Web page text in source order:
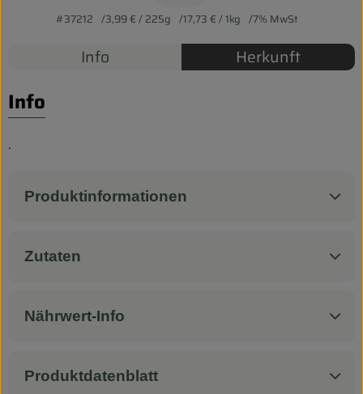
#37212 3,99 €/ 225g 17,73 €/ 1kg 7% MwSt
Info Herkunft
Info
.
Produktinformationen
Zutaten
Nährwert-Info
Produktdatenblatt